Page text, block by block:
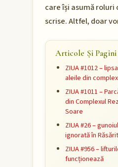
care își asumă
scrise. Altfel, doar
Articole Și
ZIUA #1012 –
aleile din
ZIUA #1011 –
din Complexul
Soare
ZIUA #26 –
ignorată în
ZIUA #956 –
funcționează